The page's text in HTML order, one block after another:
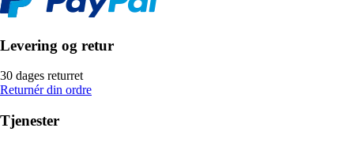
Levering og retur
30 dages returret
Returnér din ordre
Tjenester